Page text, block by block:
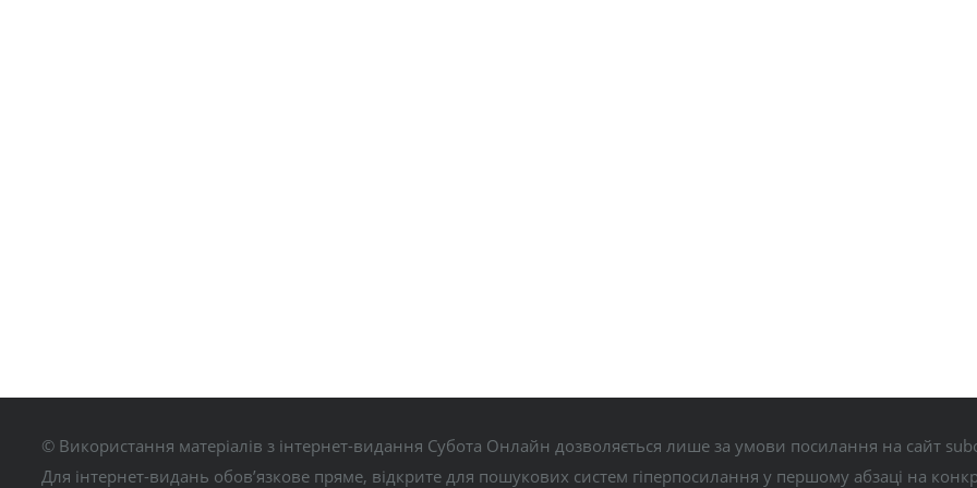
© Використання матеріалів з інтернет-видання Субота Онлайн дозволяється лише за умови посилання на сайт
Для інтернет-видань обов’язкове пряме, відкрите для пошукових систем гіперпосилання у першому абзаці на